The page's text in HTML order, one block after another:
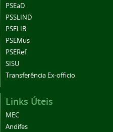
PSEaD
PSSLIND
PSELIB
PSEMus
PSERef
SISU
Transferência Ex-officio
Links Úteis
MEC
Andifes